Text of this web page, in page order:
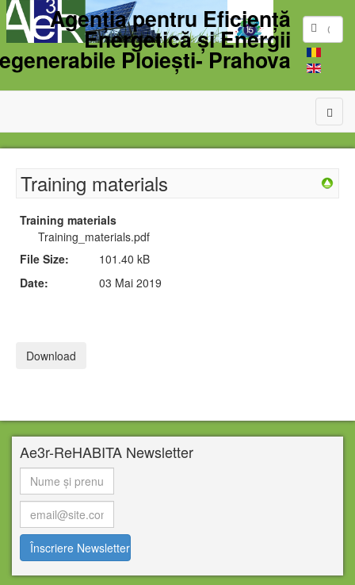
Agenția pentru Eficiență
Energetică și Energii
Ploiești- Prahova
Training materials
Training materials
Training_materials.pdf
File Size:
101.40 kB
Date:
03 Mai 2019
Ae3r-ReHABITA Newsletter